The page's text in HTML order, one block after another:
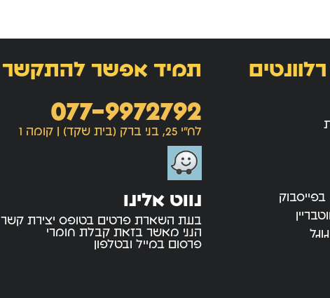
בפייסבוק
תמיד אפשר להתקשר
077-9972792
לח"י 25, בני ברק (בית שקד) | קומה 1
נווט אלינו
בעת השארת פרטים בטופס יצירת קשר
הנני מאשר בזאת קבלת חומרי
פרסום במייל ובטלפון